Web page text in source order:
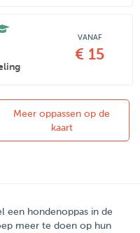
VANAF
€ 15
Meer oppassen op de
kaart
een hondenoppas in de
meer te doen op hun